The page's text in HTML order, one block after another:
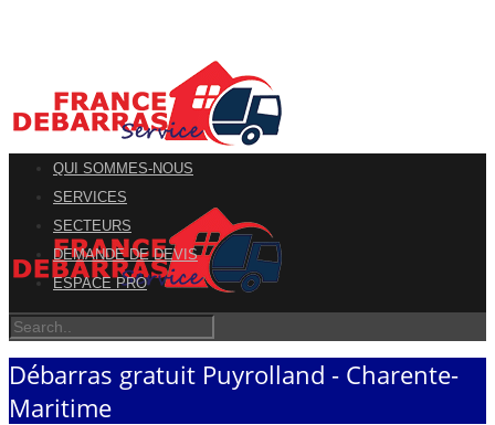
QUI SOMMES-NOUS
SERVICES
SECTEURS
DEMANDE DE DEVIS
ESPACE PRO
Débarras gratuit Puyrolland - Charente-
Maritime